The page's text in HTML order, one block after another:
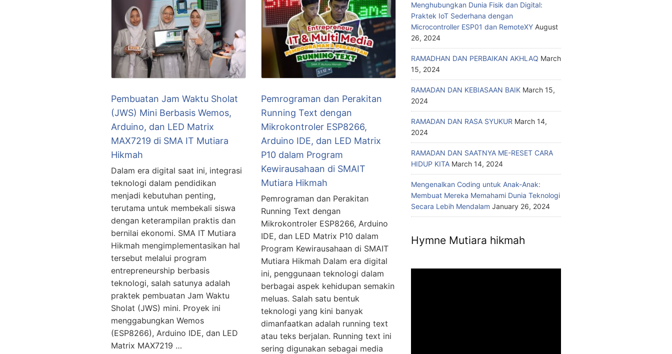
Pembuatan Jam Waktu Sholat
(JWS) Mini Berbasis Wemos,
Arduino, dan LED Matrix
MAX7219 di SMA IT Mutiara
Hikmah
Dalam era digital saat ini, integrasi
teknologi dalam pendidikan
menjadi kebutuhan penting,
terutama untuk membekali siswa
dengan keterampilan praktis dan
bernilai ekonomi. SMA IT Mutiara
Hikmah mengimplementasikan hal
tersebut melalui program
entrepreneurship berbasis
teknologi, salah satunya adalah
praktek pembuatan Jam Waktu
Sholat (JWS) mini. Proyek ini
menggabungkan Wemos
(ESP8266), Arduino IDE, dan LED
Matrix MAX7219 …
Pemrograman dan Perakitan
Running Text dengan
Mikrokontroler ESP8266,
Arduino IDE, dan LED Matrix
P10 dalam Program
Kewirausahaan di SMAIT
Mutiara Hikmah
Pemrograman dan Perakitan
Running Text dengan
Mikrokontroler ESP8266, Arduino
IDE, dan LED Matrix P10 dalam
Program Kewirausahaan di SMAIT
Mutiara Hikmah Dalam era digital
ini, penggunaan teknologi dalam
berbagai aspek kehidupan semakin
meluas. Salah satu bentuk
teknologi yang kini banyak
dimanfaatkan adalah running text
atau teks berjalan. Running text ini
sering digunakan sebagai media
Menghubungkan Dunia Fisik dan Digital:
Praktek IoT Sederhana dengan
Microcontroller ESP01 dan RemoteXY August
26, 2024
RAMADHAN DAN PERBAIKAN AKHLAQ March
15, 2024
RAMADAN DAN KEBIASAAN BAIK March 15,
2024
RAMADAN DAN RASA SYUKUR March 14,
2024
RAMADAN DAN SAATNYA ME-RESET CARA
HIDUP KITA March 14, 2024
Mengenalkan Coding untuk Anak-Anak:
Membuat Mereka Memahami Dunia Teknologi
Secara Lebih Mendalam January 26, 2024
Hymne Mutiara hikmah